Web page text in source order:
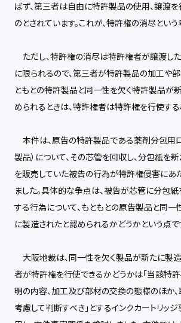
ばず、第三者は自由に特許製品の使用、譲渡を
のとされています。これが、特許権の消尽という
ただし、特許権の消尽は特許権者が譲渡し
に限られるので、第三者が特許製品の加工や
ともとの特許製品と同一性を欠く特許製品が
められるときは、特許権者は特許権を行使する
本件は、原告の特許製品である薬剤分包用
製品）について、その芯管を回収し、分包紙を
を販売していた被告の行為が特許権侵害にあ
ました。具体的な争点は、被告が芯管に分包
する行為について、もともとの原告製品と同
に製造されたと認められるかどうかという点で
大阪地裁は、同一性を欠く製品が新たに製
者が特許権を行使できるかどうかは「当該特
明の内容、加工及び部材の交換の態様のほか
考慮して判断すべき」とするインクカートリッ